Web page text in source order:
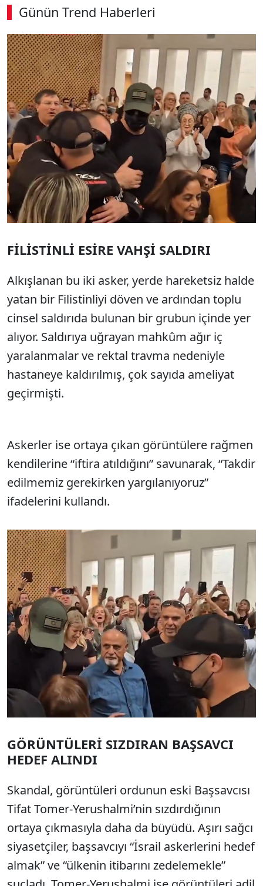
Günün Trend Haberleri
00:02 / 08:15
FİLİSTİNLİ ESİRE VAHŞİ SALDIRI
Alkışlanan bu iki asker, yerde hareketsiz halde
yatan bir Filistinliyi döven ve ardından toplu
cinsel saldırıda bulunan bir grubun içinde yer
alıyor. Saldırıya uğrayan mahkûm ağır iç
yaralanmalar ve rektal travma nedeniyle
hastaneye kaldırılmış, çok sayıda ameliyat
geçirmişti.
Askerler ise ortaya çıkan görüntülere rağmen
kendilerine “iftira atıldığını” savunarak, “Takdir
edilmemiz gerekirken yargılanıyoruz”
ifadelerini kullandı.
GÖRÜNTÜLERİ SIZDIRAN BAŞSAVCI
HEDEF ALINDI
Skandal, görüntüleri ordunun eski Başsavcısı
Tifat Tomer-Yerushalmi’nin sızdırdığının
ortaya çıkmasıyla daha da büyüdü. Aşırı sağcı
siyasetçiler, başsavcıyı “İsrail askerlerini hedef
almak” ve “ülkenin itibarını zedelemekle”